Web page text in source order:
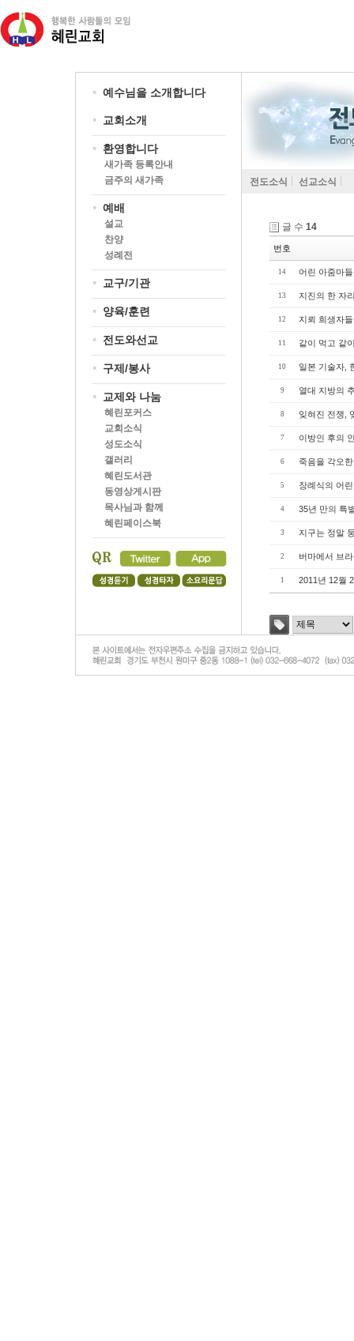
예수님을 소개합니다
교회소개
환영합니다
새가족 등록안내
금주의 새가족
예배
설교
찬양
성례전
교구/기관
양육/훈련
전도와선교
구제/봉사
교제와 나눔
혜린포커스
교회소식
성도소식
갤러리
혜린도서관
동영상게시판
목사님과 함께
혜린페이스북
전도소식 선교소식
글 수 14
번호
14 어린 아줌마들
13 지진의 한 자
12 지뢰 희생자
11 같이 먹고 같
10 일본 기술자,
9 열대 지방의
8 잊혀진 전쟁,
7 이방인 후의
6 죽음을 각오
5 장례식의 어
4 35년 만의 특
3 지구는 정말
2 버마에서 브
1 2011년 12월